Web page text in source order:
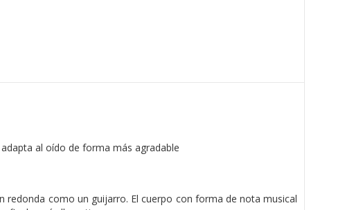
adapta al oído de forma más agradable
redonda como un guijarro. El cuerpo con forma de nota musical